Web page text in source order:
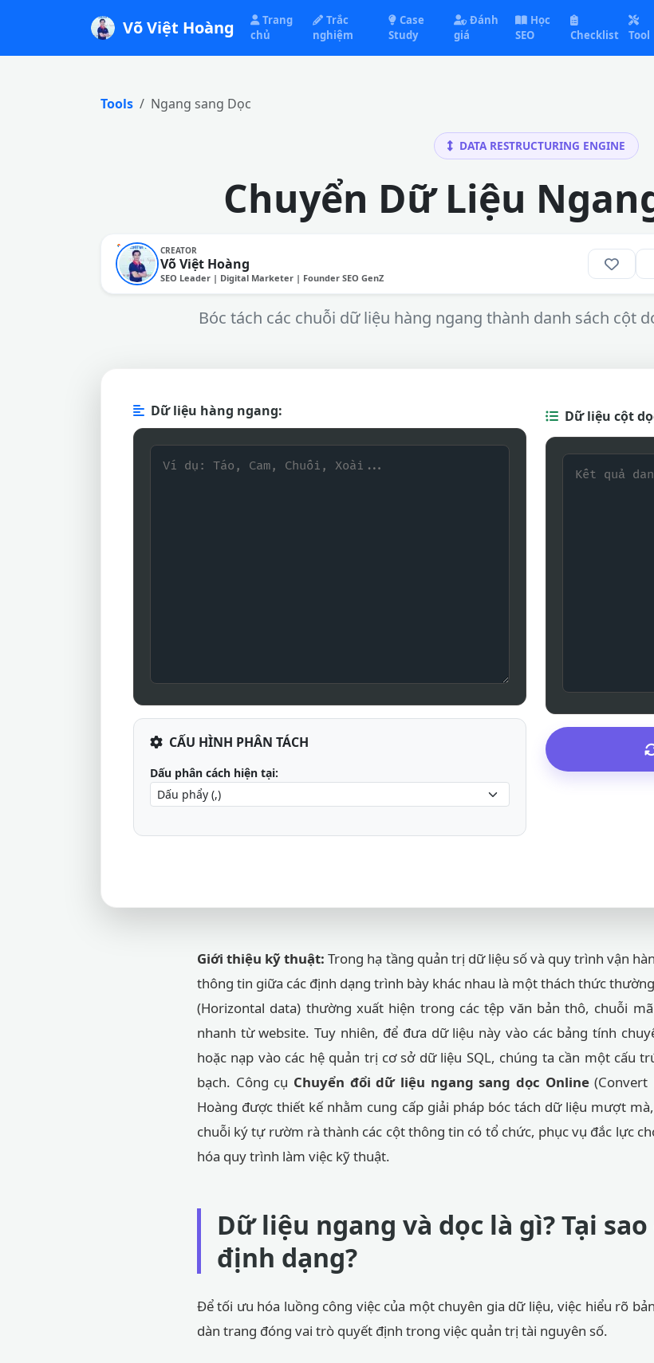
Võ Việt Hoàng
Trang
chủ
Trắc
nghiệm
Case
Study
Đánh
giá
Học
SEO
Checklist Tool
Tools Ngang sang Dọc
DATA RESTRUCTURING ENGINE
Chuyển Dữ Liệu
CREATOR
Võ Việt Hoàng
SEO Leader | Digital Marketer | Founder SEO GenZ
Bóc tách các chuỗi dữ liệu hàng ngang thành danh sách cột
Dữ liệu hàng ngang:
CẤU HÌNH PHÂN TÁCH
Dấu phân cách hiện tại:
Dữ liệu cột
Giới thiệu kỹ thuật: Trong hạ tầng quản trị dữ liệu số và quy trình vận
thông tin giữa các định dạng trình bày khác nhau là một thách thức
(Horizontal data) thường xuất hiện trong các tệp văn bản thô, chuỗi
nhanh từ website. Tuy nhiên, để đưa dữ liệu này vào các bảng tính
hoặc nạp vào các hệ quản trị cơ sở dữ liệu SQL, chúng ta cần một cấu
bạch. Công cụ Chuyển đổi dữ liệu ngang sang dọc Online(Convert
Hoàng được thiết kế nhằm cung cấp giải pháp bóc tách dữ liệu mượt
chuỗi ký tự rườm rà thành các cột thông tin có tổ chức, phục vụ đắc lực
hóa quy trình làm việc kỹ thuật.
Dữ liệu ngang và dọc là gì? Tại
định dạng?
Để tối ưu hóa luồng công việc của một chuyên gia dữ liệu, việc hiểu rõ
dàn trang đóng vai trò quyết định trong việc quản trị tài nguyên số.